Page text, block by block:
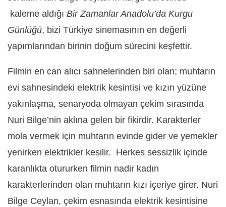
kaleme aldığı Bir Zamanlar Anadolu’da Kurgu
Günlüğü, bizi Türkiye sinemasının en değerli
yapımlarından birinin doğum sürecini keşfettir.
Filmin en can alıcı sahnelerinden biri olan; muhtarın
evi sahnesindeki elektrik kesintisi ve kızın yüzüne
yakınlaşma, senaryoda olmayan çekim sırasında
Nuri Bilge’nin aklına gelen bir fikirdir. Karakterler
mola vermek için muhtarın evinde gider ve yemekler
yenirken elektrikler kesilir. Herkes sessizlik içinde
karanlıkta otururken filmin nadir kadın
karakterlerinden olan muhtarın kızı içeriye girer. Nuri
Bilge Ceylan, çekim esnasında elektrik kesintisine